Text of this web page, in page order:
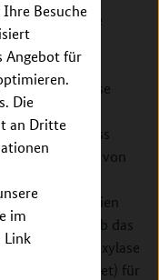
Besuche
Angebot für
Die
an Dritte
im
Link
Gewebe wie
ein
mit nur
Diese
der
gezeigt, dass
Pathogenese von
aber diese
Therapien
werden, ob das
(Target) für